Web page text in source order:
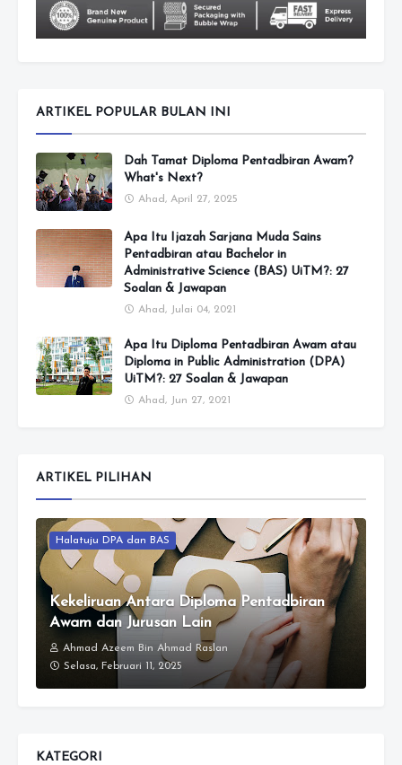
ARTIKEL POPULAR BULAN INI
Dah Tamat Diploma Pentadbiran Awam?
What's Next?
Ahad, April 27, 2025
Apa Itu Ijazah Sarjana Muda Sains
Pentadbiran atau Bachelor in
Administrative Science (BAS) UiTM?: 27
Soalan & Jawapan
Ahad, Julai 04, 2021
Apa Itu Diploma Pentadbiran Awam atau
Diploma in Public Administration (DPA)
UiTM?: 27 Soalan & Jawapan
Ahad, Jun 27, 2021
ARTIKEL PILIHAN
Halatuju DPA dan BAS
Kekeliruan Antara Diploma Pentadbiran
Awam dan Jurusan Lain
Ahmad Azeem Bin Ahmad Raslan
Selasa, Februari 11, 2025
KATEGORI